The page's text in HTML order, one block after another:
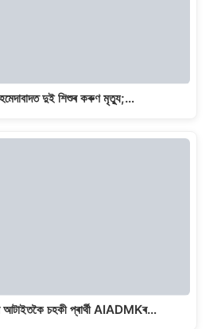
দুই শিশুৰ কৰুণ মৃত্যু;…
আটাইতকৈ চহকী প্ৰাৰ্থী AIADMKৰ…